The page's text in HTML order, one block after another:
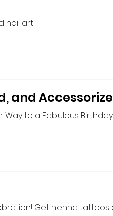
nail art!
and Accessorize
Way to a Fabulous
Get henna